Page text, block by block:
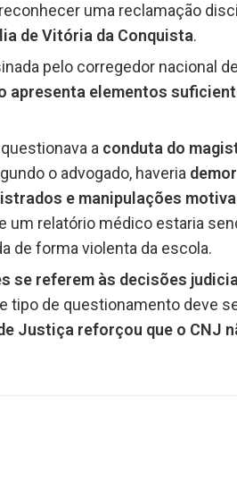
uma reclamação
de Vitória da Conquista.
pelo corregedor nacional
apresenta elementos
a conduta do
o advogado, haveria
e manipulações
um relatório médico estaria
de forma violenta da escola.
se referem às decisões
tipo de questionamento deve
Justiça reforçou que o CNJ